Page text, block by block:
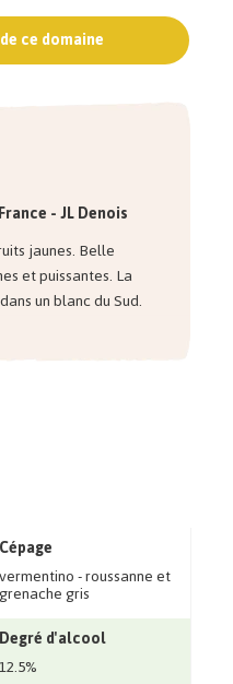
ce domaine
- JL Denois
jaunes. Belle
et puissantes. La
un blanc du Sud.
Cépage
vermentino - roussanne et
grenache gris
Degré d'alcool
12.5%